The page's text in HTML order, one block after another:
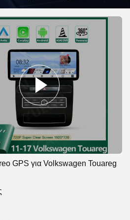
GPS για Volkswagen Touareg